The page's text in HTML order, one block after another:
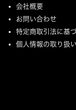
会社概要
お問い合わせ
特定商取引法に基
個人情報の取り扱い